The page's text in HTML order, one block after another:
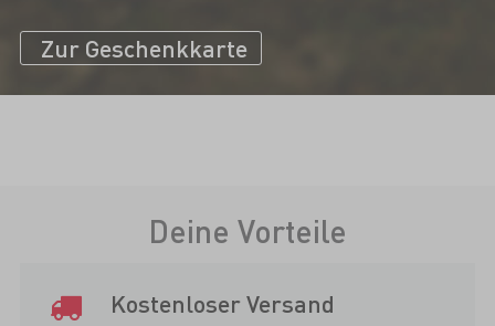
Zur Geschenkkarte
Deine Vorteile
Kostenloser Versand